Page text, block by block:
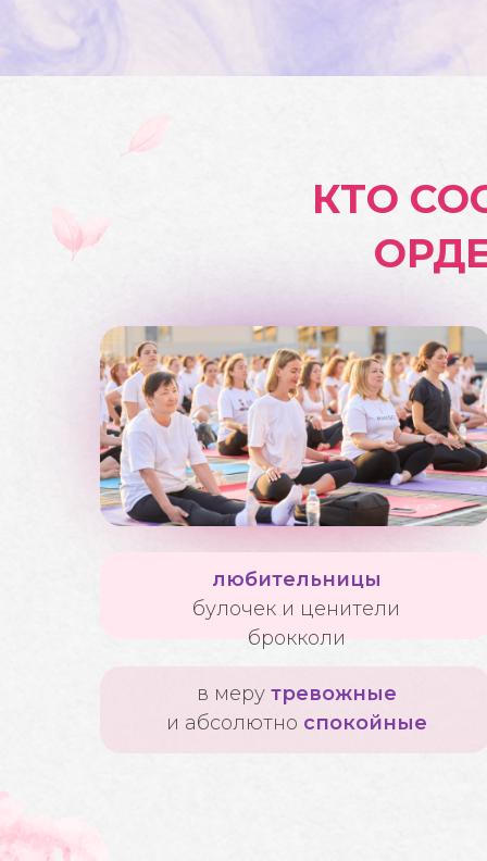
КТО
в меру тревожные
и абсолютно спокойные
любительницы
булочек и ценители
брокколи